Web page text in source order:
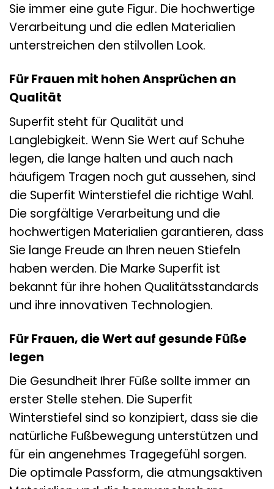
Sie immer eine gute Figur. Die hochwertige
Verarbeitung und die edlen Materialien
unterstreichen den stilvollen Look.
Für Frauen mit hohen Ansprüchen an
Qualität
Superfit steht für Qualität und
Langlebigkeit. Wenn Sie Wert auf Schuhe
legen, die lange halten und auch nach
häufigem Tragen noch gut aussehen, sind
die Superfit Winterstiefel die richtige Wahl.
Die sorgfältige Verarbeitung und die
hochwertigen Materialien garantieren, dass
Sie lange Freude an Ihren neuen Stiefeln
haben werden. Die Marke Superfit ist
bekannt für ihre hohen Qualitätsstandards
und ihre innovativen Technologien.
Für Frauen, die Wert auf gesunde Füße
legen
Die Gesundheit Ihrer Füße sollte immer an
erster Stelle stehen. Die Superfit
Winterstiefel sind so konzipiert, dass sie die
natürliche Fußbewegung unterstützen und
für ein angenehmes Tragegefühl sorgen.
Die optimale Passform, die atmungsaktiven